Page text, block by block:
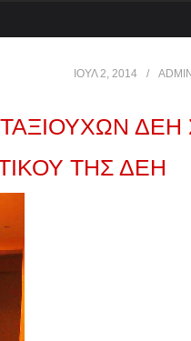
ΙΟΎΛ 2, 2014 ADMIN
ΔΕΗ
ΤΗΣ ΔΕΗ